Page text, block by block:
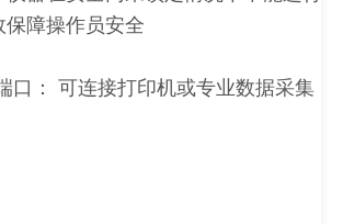
障操作员安全
口： 可连接打印机或专业数据采集